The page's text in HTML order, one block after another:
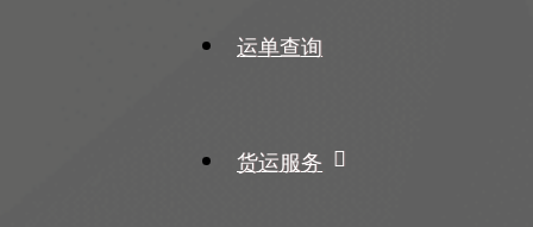
运单查询
货运服务